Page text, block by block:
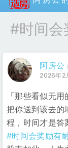
#时间会
阿房公
2026年2
「那些看似无
把你送到该去的
程，时间才是答
#时间会奖励有